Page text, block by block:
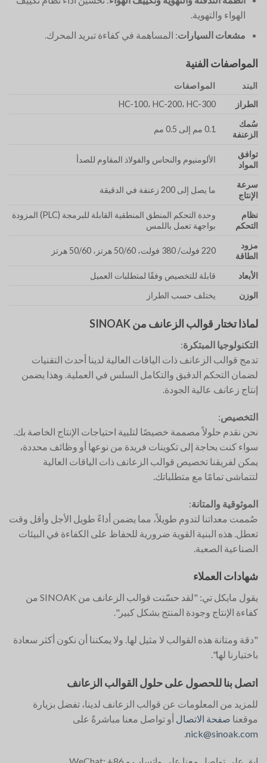
الهواء والتهوية.
مشعات السيارات: المساهمة في كفاءة تبريد المحرك.
المواصفات الفنية
البند
المواصفات
الطراز
HC-100، HC-200، HC-300
سُمك
الزعنفة
0.1 مم إلى 0.5 مم
توافق
المواد
الألومنيوم والنحاس والفولاذ المقاوم للصدأ
سرعة
الإنتاج
ما يصل إلى 200 زعنفة في الدقيقة
نظام
التحكم
وحدة التحكم المنطق المنطقية القابلة للبرمجة (PLC) المزودة
بواجهة تعمل باللمس
مزود
الطاقة
220 فولت/ 380 فولت، 50/60 هرتز، 50/60 هرتز
الأبعاد
قابلة للتخصيص وفقًا لمتطلبات العميل
الوزن
يختلف حسب الطراز
لماذا تختار قوالب الزعانف من SINOAK
التكنولوجيا المبتكرة:
تدمج قوالب الزعانف ذات الياقات العالية لدينا أحدث التقنيات
لضمان التحكم الدقيق والتكامل السلس في العملية. وهذا يضمن
إنتاج زعانف عالية الجودة.
التخصيص:
نحن نقدم حلولاً مصممة خصيصًا لتلبية احتياجات الإنتاج الخاصة بك.
سواء كنت بحاجة إلى تكوينات فريدة من نوعها أو وظائف محددة،
يمكن لفريقنا تخصيص قوالب الزعانف ذات الياقات العالية
لتتماشى تمامًا مع متطلباتك.
الموثوقية والمتانة:
صُممت معداتنا لتدوم طويلاً، مما يضمن أداءً طويل الأجل وأقل وقت
تعطل. هذه البنية القوية ضرورية للحفاظ على الكفاءة في البيئات
الصناعية الصعبة.
شهادات العملاء
يقول مايكل تي: "لقد حسّنت قوالب الزعانف من SINOAK من
كفاءة الإنتاج وجودة المنتج بشكل كبير".
"دقة ومتانة هذه القوالب لا مثيل لها. ولا يمكننا أن نكون أكثر سعادة
باختيارنا لها".
اتصل بنا للحصول على حلول القوالب الزعانف
للمزيد من المعلومات عن قوالب الزعانف لدينا، تفضل بزيارة
موقعنا صفحة الاتصال أو تواصل معنا مباشرةً على
nick@sinoak.com
.